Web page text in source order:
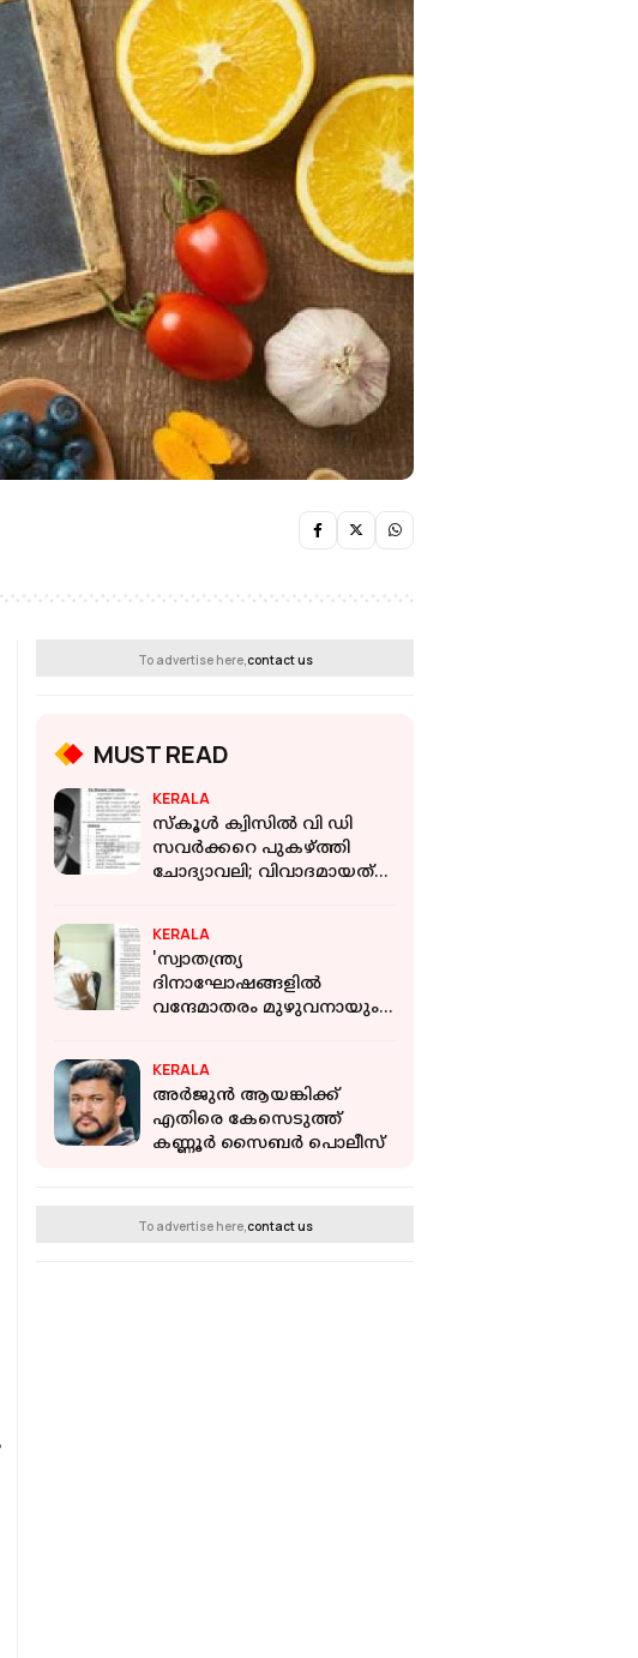
To advertise here, contact us
MUST READ
KERALA
സ്‌കൂള്‍ ക്വിസില്‍ വി ഡി
സവര്‍ക്കറെ പുകഴ്ത്തി
ചോദ്യാവലി; വിവാദമായത്
KERALA
'സ്വാതന്ത്ര്യ
ദിനാഘോഷങ്ങളിൽ
വന്ദേമാതരം മുഴുവനായും
സർക്കാർ
KERALA
അര്‍ജുന്‍ ആയങ്കിക്ക്
എതിരെ കേസെടുത്ത്
കണ്ണൂര്‍ സൈബര്‍ പൊലീസ്
To advertise here, contact us